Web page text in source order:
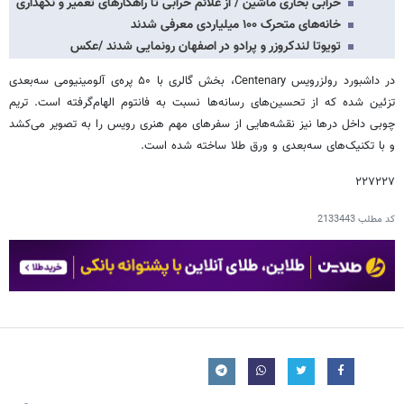
خانه‌های متحرک ۱۰۰ میلیاردی معرفی شدند
تویوتا لندکروزر و پرادو در اصفهان رونمایی شدند /عکس
در داشبورد رولزرویس Centenary، بخش گالری با ۵۰ پره‌ی آلومینیومی سه‌بعدی
تزئین شده که از تحسین‌های رسانه‌ها نسبت به فانتوم الهام‌گرفته است. تریم
چوبی داخل درها نیز نقشه‌هایی از سفرهای مهم هنری رویس را به تصویر می‌کشد
و با تکنیک‌های سه‌بعدی و ورق طلا ساخته شده است.
۲۲۷۲۲۷
کد مطلب2133443